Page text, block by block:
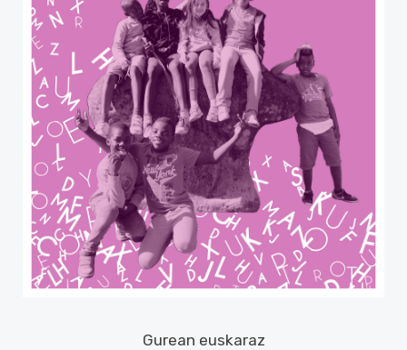
Gurean euskaraz